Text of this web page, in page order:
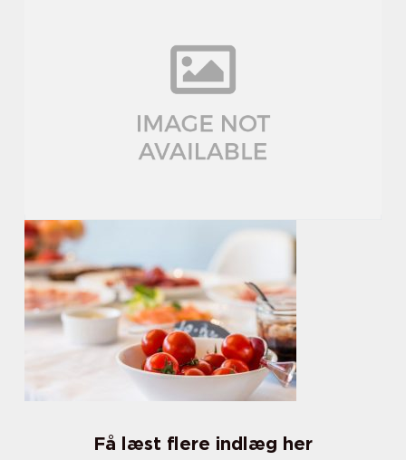
Få læst flere indlæg her